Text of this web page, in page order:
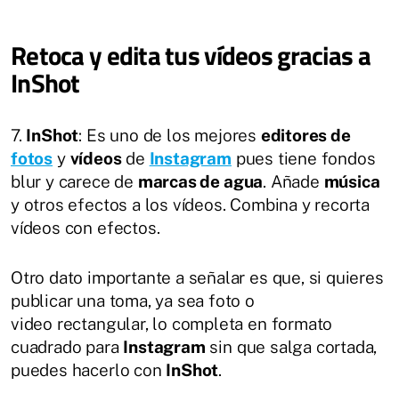
Retoca y edita tus vídeos gracias a
InShot
7. InShot: Es uno de los mejores editores de
fotos y vídeosde Instagram pues tiene fondos
blur y carece de marcas de agua. Añade música
y otros efectos a los vídeos. Combina y recorta
vídeos con efectos.
Otro dato importante a señalar es que, si quieres
publicar una toma, ya sea foto o
video rectangular, lo completa en formato
cuadrado para Instagram sin que salga cortada,
puedes hacerlo con InShot.